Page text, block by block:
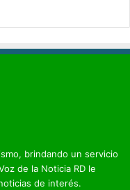
brindando un servicio
de la Noticia RD le
de interés.